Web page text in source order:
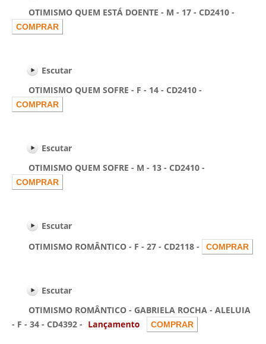
OTIMISMO QUEM ESTÁ DOENTE - M - 17 - CD2410 -
Escutar
OTIMISMO QUEM SOFRE - F - 14 - CD2410 -
Escutar
OTIMISMO QUEM SOFRE - M - 13 - CD2410 -
Escutar
OTIMISMO ROMÂNTICO - F - 27 - CD2118 -
Escutar
OTIMISMO ROMÂNTICO - GABRIELA ROCHA - ALELUIA
- F - 34 - CD4392 -